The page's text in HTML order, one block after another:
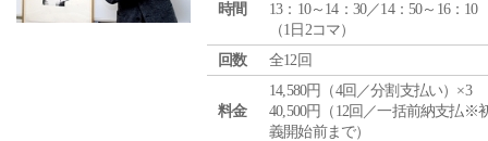
時間
13：10～14：30／14：50～16：10
（1日2コマ）
回数
全12回
料金
14,580円（4回／分割支払い）×3
40,500円（12回／一括前納支払※
義開始前まで）